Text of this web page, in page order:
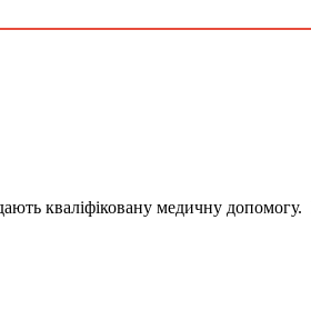
кваліфіковану медичну